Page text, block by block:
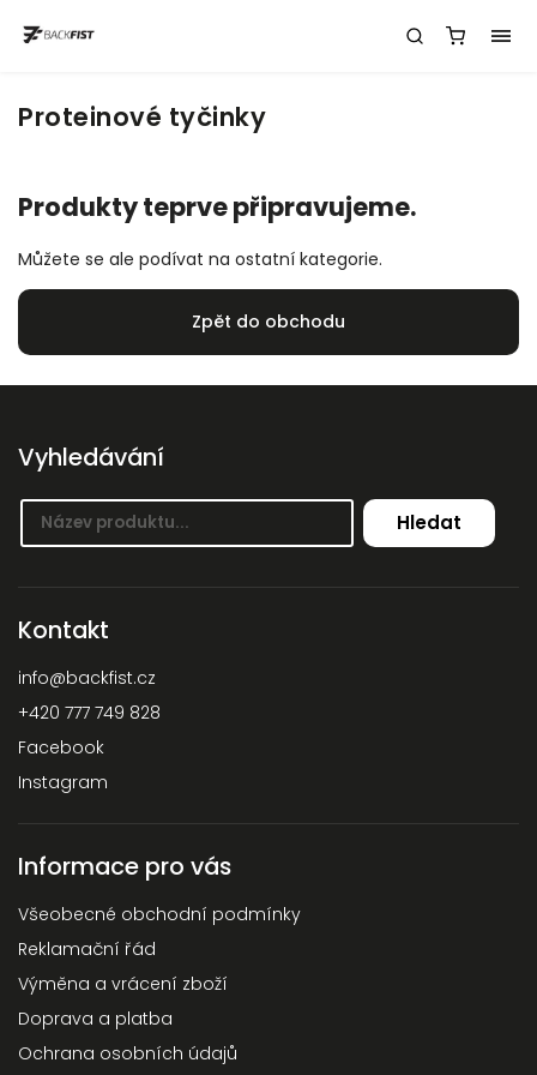
Proteinové tyčinky
Produkty teprve připravujeme.
Můžete se ale podívat na ostatní kategorie.
Zpět do obchodu
Vyhledávání
Hledat
Kontakt
info@backfist.cz
+420 777 749 828
Facebook
Instagram
Informace pro vás
Všeobecné obchodní podmínky
Reklamační řád
Výměna a vrácení zboží
Doprava a platba
Ochrana osobních údajů